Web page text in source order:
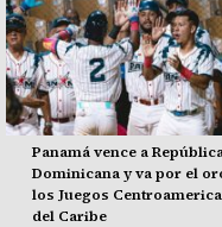
Panamá vence a
Dominicana y va por el
los Juegos
del Caribe